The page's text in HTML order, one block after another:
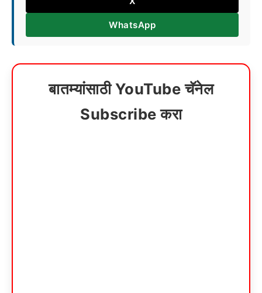
WhatsApp
बातम्यांसाठी YouTube चॅनेल
Subscribe करा